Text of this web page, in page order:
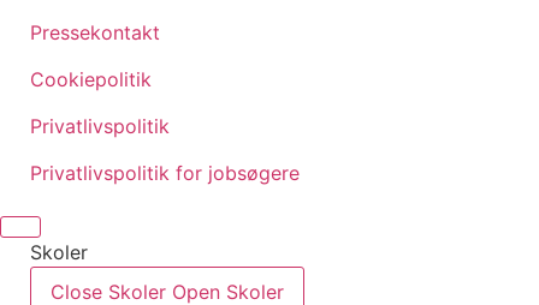
Pressekontakt
Cookiepolitik
Privatlivspolitik
Privatlivspolitik for jobsøgere
Skoler
Close Skoler Open Skoler